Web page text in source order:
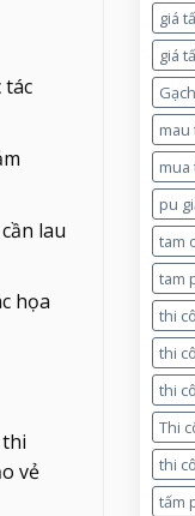
tác
lau
họa
vẻ
giá
giá
mau
mua
pu
tam
tam
thi
thi
thi
Thi
thi
tấm